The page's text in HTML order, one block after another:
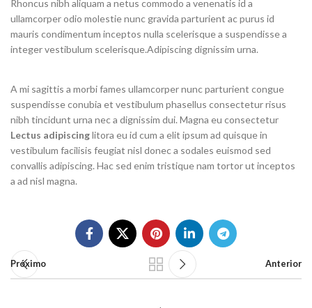
Rhoncus nibh aliquam a netus commodo a venenatis id a
ullamcorper odio molestie nunc gravida parturient ac purus id
mauris condimentum inceptos nulla scelerisque a suspendisse a
integer vestibulum scelerisque.Adipiscing dignissim urna.
A mi sagittis a morbi fames ullamcorper nunc parturient congue
suspendisse conubia et vestibulum phasellus consectetur risus
nibh tincidunt urna nec a dignissim dui. Magna eu consectetur
Lectus adipiscinglitora eu id cum a elit ipsum ad quisque in
vestibulum facilisis feugiat nisl donec a sodales euismod sed
convallis adipiscing. Hac sed enim tristique nam tortor ut inceptos
a ad nisl magna.
Próximo Anterior